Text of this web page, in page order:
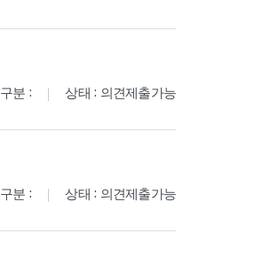
구분 : 상태 : 의견제출가능
구분 : 상태 : 의견제출가능